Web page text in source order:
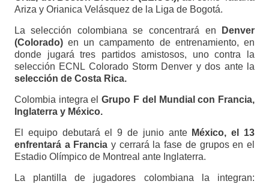
Ariza y Orianica Velásquez de la Liga de Bogotá.
La selección colombiana se concentrará en
Denver
(Colorado)en un campamento de entrenamiento, en
donde jugará tres partidos amistosos, uno contra la
selección ECNL Colorado Storm Denver y dos ante la
selección de Costa Rica.
Colombia integra el Grupo F del Mundial con Francia,
Inglaterra y México.
El equipo debutará el 9 de junio ante México, el 13
enfrentará a Francia y cerrará la fase de grupos en el
Estadio Olímpico de Montreal ante Inglaterra.
La plantilla de jugadores colombiana la integran: